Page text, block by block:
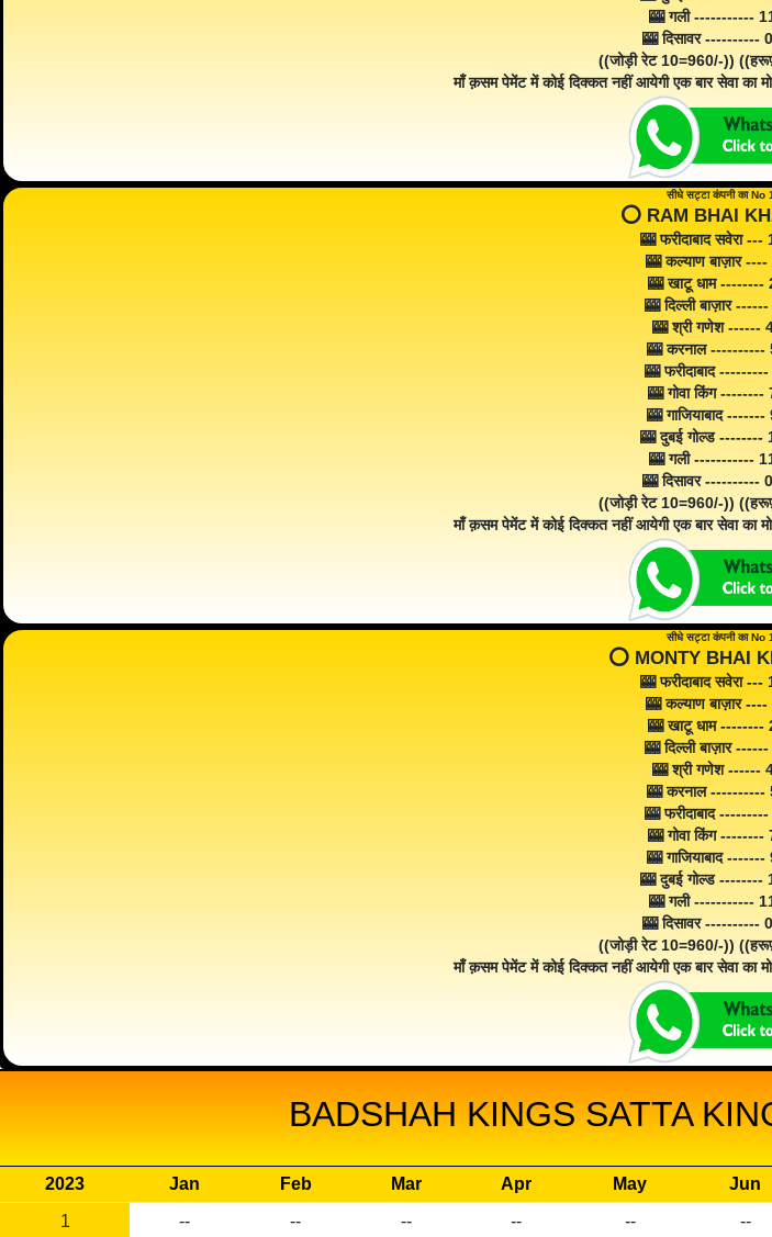
🎰 गली -----------
🎰 दिसावर ----------
((जोड़ी रेट 10=960/-))
माँ क़सम पेमेंट में कोई दिक्कत नहीं आयेगी एक बार सेवा का
सीधे सट्टा कंपनी का No
⭕️ RAM BHAI
🎰 फरीदाबाद सवेरा
🎰 कल्याण बाज़ार
🎰 खाटू धाम --------
🎰 दिल्ली बाज़ार
🎰 श्री गणेश ------
🎰 करनाल ----------
🎰 फरीदाबाद
🎰 गोवा किंग
🎰 गाजियाबाद
🎰 दुबई गोल्ड --------
🎰 गली -----------
🎰 दिसावर ----------
((जोड़ी रेट 10=960/-))
माँ क़सम पेमेंट में कोई दिक्कत नहीं आयेगी एक बार सेवा का
सीधे सट्टा कंपनी का No
⭕️ MONTY BHAI
🎰 फरीदाबाद सवेरा
🎰 कल्याण बाज़ार
🎰 खाटू धाम --------
🎰 दिल्ली बाज़ार
🎰 श्री गणेश ------
🎰 करनाल ----------
🎰 फरीदाबाद
🎰 गोवा किंग
🎰 गाजियाबाद
🎰 दुबई गोल्ड --------
🎰 गली -----------
🎰 दिसावर ----------
((जोड़ी रेट 10=960/-))
माँ क़सम पेमेंट में कोई दिक्कत नहीं आयेगी एक बार सेवा का
BADSHAH KINGS SATTA
2023 Jan Feb Mar Apr May Jun
1
-- -- -- -- -- --